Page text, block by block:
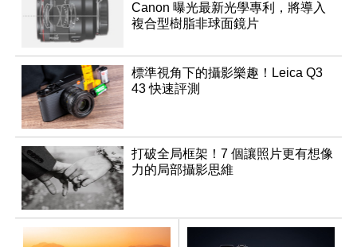
Canon 曝光最新光學專利，將導入
複合型樹脂非球面鏡片
標準視角下的攝影樂趣！Leica Q3
43 快速評測
打破全局框架！7 個讓照片更有想像
力的局部攝影思維